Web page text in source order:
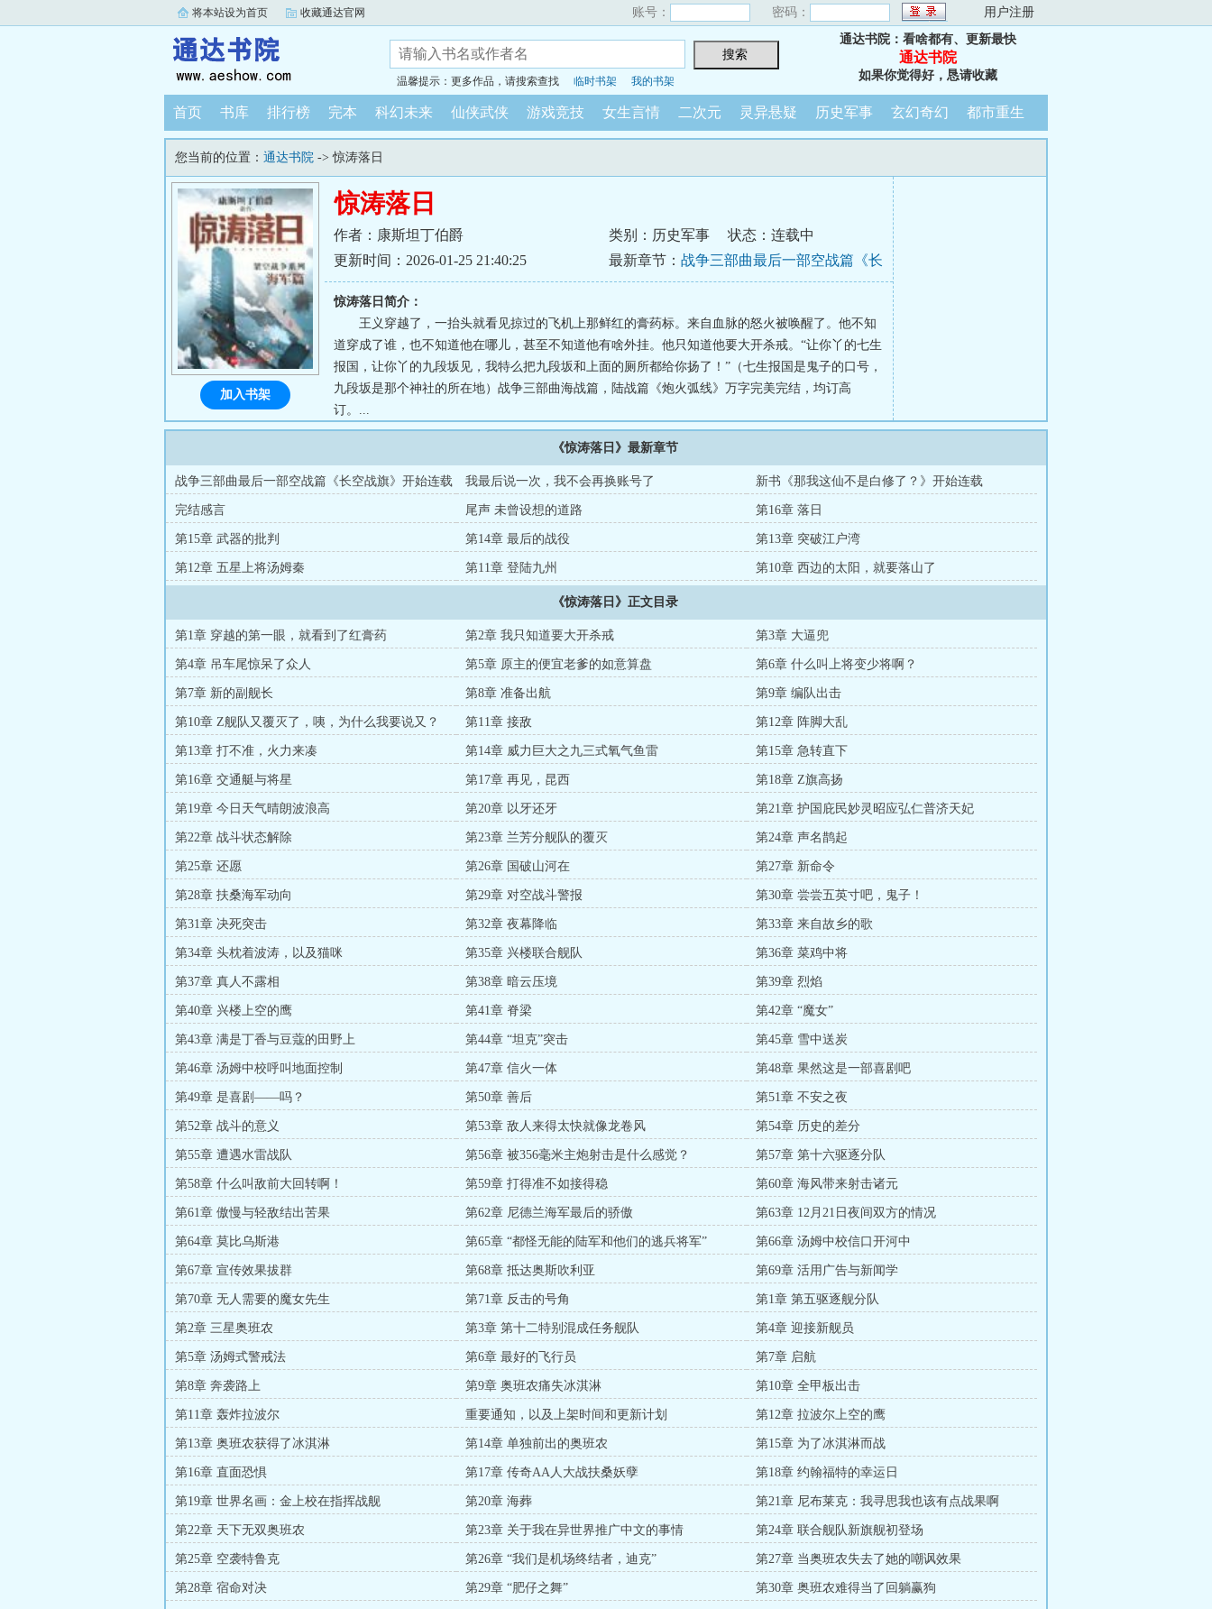
将本站设为首页 收藏通达官网 账号： 密码： 用户注册
温馨提示：更多作品，请搜索查找 临时书架 我的书架
通达书院：看啥都有、更新最快
通达书院
如果你觉得好，恳请收藏
首页 书库 排行榜 完本 科幻未来 仙侠武侠 游戏竞技 女生言情 二次元 灵异悬疑 历史军事 玄幻奇幻 都市重生
您当前的位置： 通达书院 -> 惊涛落日
惊涛落日
作者：康斯坦丁伯爵 类别：历史军事
状态：连载中
更新时间：2026-01-25 21:40:25
最新章节： 战争三部曲最后一部空战篇《长
空战旗》开始连载
惊涛落日简介：
王义穿越了，一抬头就看见掠过的飞机上那鲜红的膏药标。来自血脉的怒火被唤醒了。他不知
道穿成了谁，也不知道他在哪儿，甚至不知道他有啥外挂。他只知道他要大开杀戒。“让你丫的七生
报国，让你丫的九段坂见，我特么把九段坂和上面的厕所都给你扬了！”（七生报国是鬼子的口号，
九段坂是那个神社的所在地）战争三部曲海战篇，陆战篇《炮火弧线》万字完美完结，均订高
订。...
加入书架
《惊涛落日》最新章节
战争三部曲最后一部空战篇《长空战旗》开始连载 我最后说一次，我不会再换账号了 新书《那我这仙不是白修了？》开始连载
完结感言 尾声 未曾设想的道路 第16章 落日
第15章 武器的批判 第14章 最后的战役 第13章 突破江户湾
第12章 五星上将汤姆秦 第11章 登陆九州 第10章 西边的太阳，就要落山了
《惊涛落日》正文目录
第1章 穿越的第一眼，就看到了红膏药 第2章 我只知道要大开杀戒 第3章 大逼兜
第4章 吊车尾惊呆了众人 第5章 原主的便宜老爹的如意算盘 第6章 什么叫上将变少将啊？
第7章 新的副舰长 第8章 准备出航 第9章 编队出击
第10章 Z舰队又覆灭了，咦，为什么我要说又？ 第11章 接敌 第12章 阵脚大乱
第13章 打不准，火力来凑 第14章 威力巨大之九三式氧气鱼雷 第15章 急转直下
第16章 交通艇与将星 第17章 再见，昆西 第18章 Z旗高扬
第19章 今日天气晴朗波浪高 第20章 以牙还牙 第21章 护国庇民妙灵昭应弘仁普济天妃
第22章 战斗状态解除 第23章 兰芳分舰队的覆灭 第24章 声名鹊起
第25章 还愿 第26章 国破山河在 第27章 新命令
第28章 扶桑海军动向 第29章 对空战斗警报 第30章 尝尝五英寸吧，鬼子！
第31章 决死突击 第32章 夜幕降临 第33章 来自故乡的歌
第34章 头枕着波涛，以及猫咪 第35章 兴楼联合舰队 第36章 菜鸡中将
第37章 真人不露相 第38章 暗云压境 第39章 烈焰
第40章 兴楼上空的鹰 第41章 脊梁 第42章 “魔女”
第43章 满是丁香与豆蔻的田野上 第44章 “坦克”突击 第45章 雪中送炭
第46章 汤姆中校呼叫地面控制 第47章 信火一体 第48章 果然这是一部喜剧吧
第49章 是喜剧——吗？ 第50章 善后 第51章 不安之夜
第52章 战斗的意义 第53章 敌人来得太快就像龙卷风 第54章 历史的差分
第55章 遭遇水雷战队 第56章 被356毫米主炮射击是什么感觉？ 第57章 第十六驱逐分队
第58章 什么叫敌前大回转啊！ 第59章 打得准不如接得稳 第60章 海风带来射击诸元
第61章 傲慢与轻敌结出苦果 第62章 尼德兰海军最后的骄傲 第63章 12月21日夜间双方的情况
第64章 莫比乌斯港 第65章 “都怪无能的陆军和他们的逃兵将军” 第66章 汤姆中校信口开河中
第67章 宣传效果拔群 第68章 抵达奥斯吹利亚 第69章 活用广告与新闻学
第70章 无人需要的魔女先生 第71章 反击的号角 第1章 第五驱逐舰分队
第2章 三星奥班农 第3章 第十二特别混成任务舰队 第4章 迎接新舰员
第5章 汤姆式警戒法 第6章 最好的飞行员 第7章 启航
第8章 奔袭路上 第9章 奥班农痛失冰淇淋 第10章 全甲板出击
第11章 轰炸拉波尔 重要通知，以及上架时间和更新计划 第12章 拉波尔上空的鹰
第13章 奥班农获得了冰淇淋 第14章 单独前出的奥班农 第15章 为了冰淇淋而战
第16章 直面恐惧 第17章 传奇AA人大战扶桑妖孽 第18章 约翰福特的幸运日
第19章 世界名画：金上校在指挥战舰 第20章 海葬 第21章 尼布莱克：我寻思我也该有点战果啊
第22章 天下无双奥班农 第23章 关于我在异世界推广中文的事情 第24章 联合舰队新旗舰初登场
第25章 空袭特鲁克 第26章 “我们是机场终结者，迪克” 第27章 当奥班农失去了她的嘲讽效果
第28章 宿命对决 第29章 “肥仔之舞” 第30章 奥班农难得当了回躺赢狗